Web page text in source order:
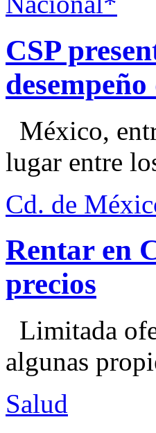
CSP
México,
lugar entre
Cd. de
Rentar en
precios
Limitada
algunas
Salud